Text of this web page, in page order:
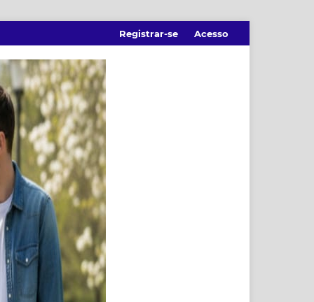
Registrar-se Acesso